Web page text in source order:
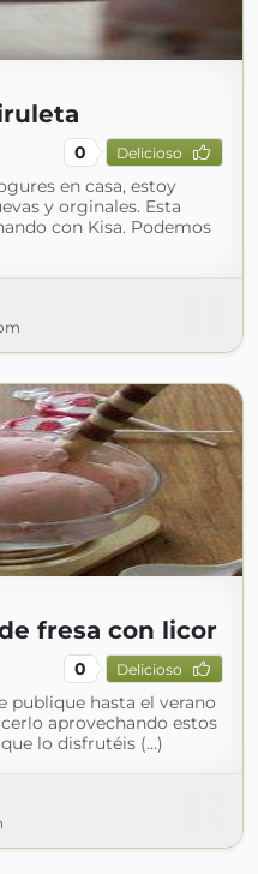
0 Delicioso
en casa, estoy
y orginales. Esta
con Kisa. Podemos
fresa con licor
0 Delicioso
publique hasta el verano
aprovechando estos
lo disfrutéis (...)